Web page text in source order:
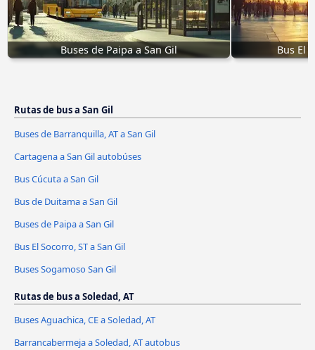
Buses de Paipa a San Gil Bus El
Rutas de bus a San Gil
Buses de Barranquilla, AT a San Gil
Cartagena a San Gil autobúses
Bus Cúcuta a San Gil
Bus de Duitama a San Gil
Buses de Paipa a San Gil
Bus El Socorro, ST a San Gil
Buses Sogamoso San Gil
Rutas de bus a Soledad, AT
Buses Aguachica, CE a Soledad, AT
Barrancabermeja a Soledad, AT autobus